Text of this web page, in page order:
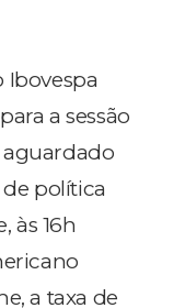
Ibovespa
a sessão
aguardado
política
às 16h
a taxa de